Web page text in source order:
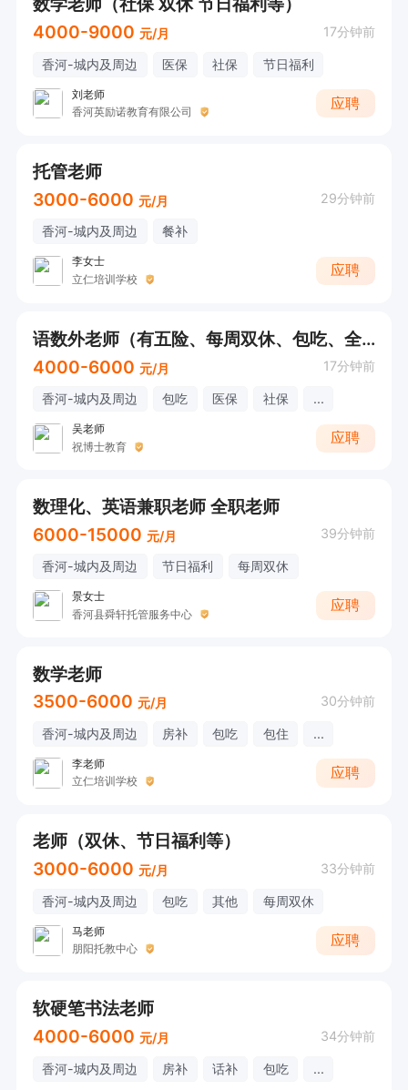
4000-9000 元/月 17分钟前
香河-城内及周边 医保 社保 节日福利
刘老师
香河英励诺教育有限公司
应聘
托管老师
3000-6000 元/月 29分钟前
香河-城内及周边 餐补
李女士
立仁培训学校
应聘
语数外老师（有五险、每周双休、包吃、全勤奖）
4000-6000 元/月 17分钟前
香河-城内及周边 包吃 医保 社保 ...
吴老师
祝博士教育
应聘
数理化、英语兼职老师 全职老师
6000-15000 元/月 39分钟前
香河-城内及周边 节日福利 每周双休
景女士
香河县舜轩托管服务中心
应聘
数学老师
3500-6000 元/月 30分钟前
香河-城内及周边 房补 包吃 包住 ...
李老师
立仁培训学校
应聘
老师（双休、节日福利等）
3000-6000 元/月 33分钟前
香河-城内及周边 包吃 其他 每周双休
马老师
朋阳托教中心
应聘
软硬笔书法老师
4000-6000 元/月 34分钟前
香河-城内及周边 房补 话补 包吃 ...